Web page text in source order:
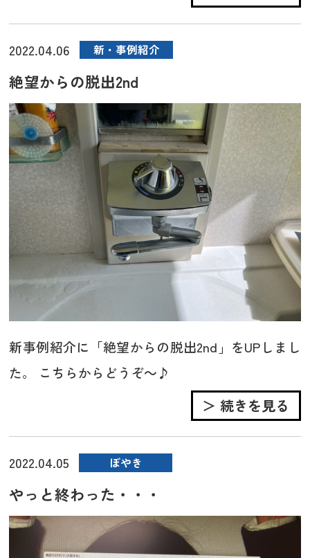
2022.04.06 新・事例紹介
絶望からの脱出2nd
新事例紹介に「絶望からの脱出2nd」をUPしまし
た。 こちらからどうぞ～♪
＞ 続きを見る
2022.04.05 ぼやき
やっと終わった・・・